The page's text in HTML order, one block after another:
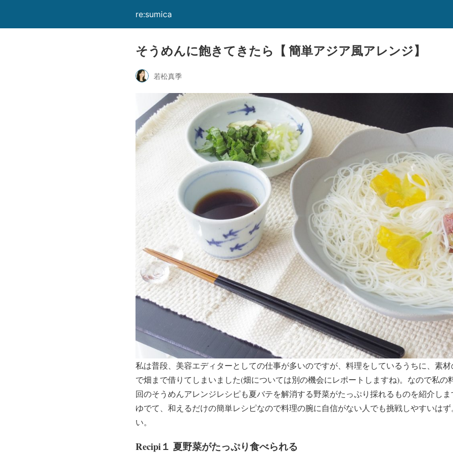
re:sumica
そうめんに飽きてきたら【 簡単アジア風アレンジ】
若松真季
私は普段、美容エディターとしての仕事が多いのですが、料理をしているうちに、素
で畑まで借りてしまいました(畑については別の機会にレポートしますね)。なので私の
回のそうめんアレンジレシピも夏バテを解消する野菜がたっぷり採れるものを紹介し
ゆでて、和えるだけの簡単レシピなので料理の腕に自信がない人でも挑戦しやすいは
い。
Recipi１ 夏野菜がたっぷり食べられる